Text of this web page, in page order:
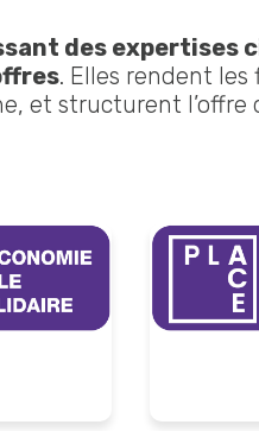
des expertises
. Elles rendent les
et structurent l’offre